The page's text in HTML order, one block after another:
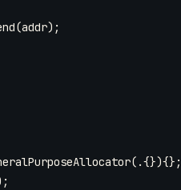
(addr);
(.{}){};